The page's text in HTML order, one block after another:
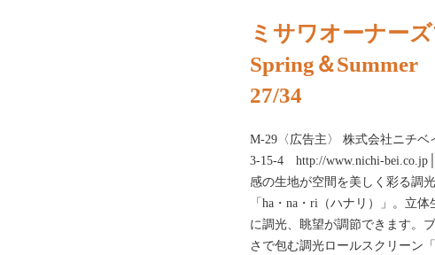
ミサワオーナー
Spring＆Summer
27/34
M-29〈広告主〉 株式会社ニチ
3-15-4 http://www.nichi-
感の生地が空間を美しく彩る調
「ha・na・ri（ハナリ）」。立
に調光、眺望が調節できます。
さで包む調光ロールスクリーン